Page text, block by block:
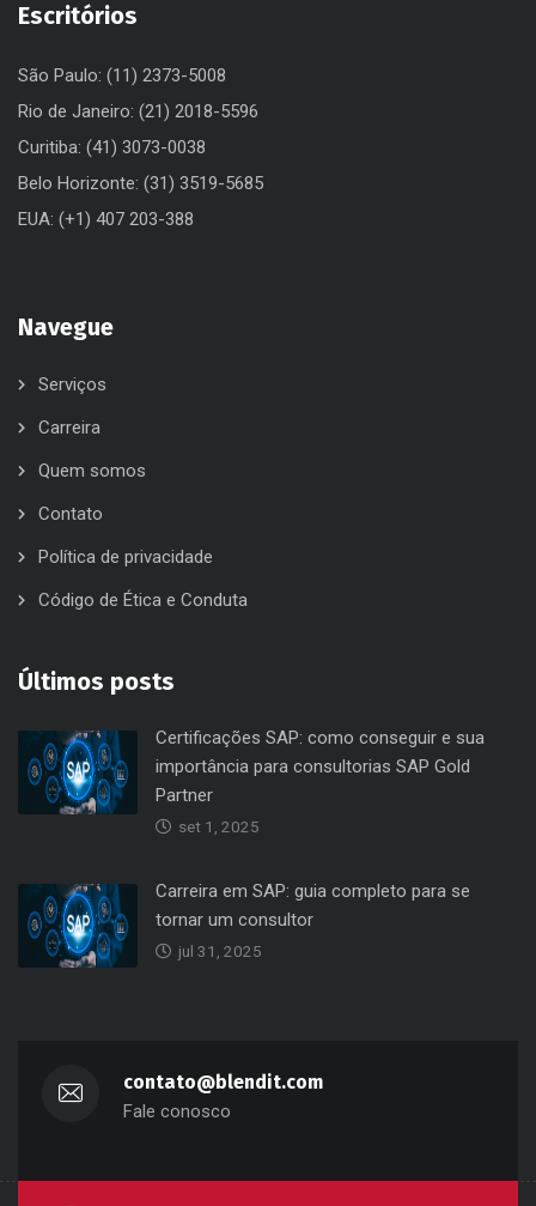
Escritórios
São Paulo: (11) 2373-5008
Rio de Janeiro: (21) 2018-5596
Curitiba: (41) 3073-0038
Belo Horizonte: (31) 3519-5685
EUA: (+1) 407 203-388
Navegue
Serviços
Carreira
Quem somos
Contato
Política de privacidade
Código de Ética e Conduta
Últimos posts
Certificações SAP: como conseguir e sua
importância para consultorias SAP Gold
Partner
set 1, 2025
Carreira em SAP: guia completo para se
tornar um consultor
jul 31, 2025
contato@blendit.com
Fale conosco